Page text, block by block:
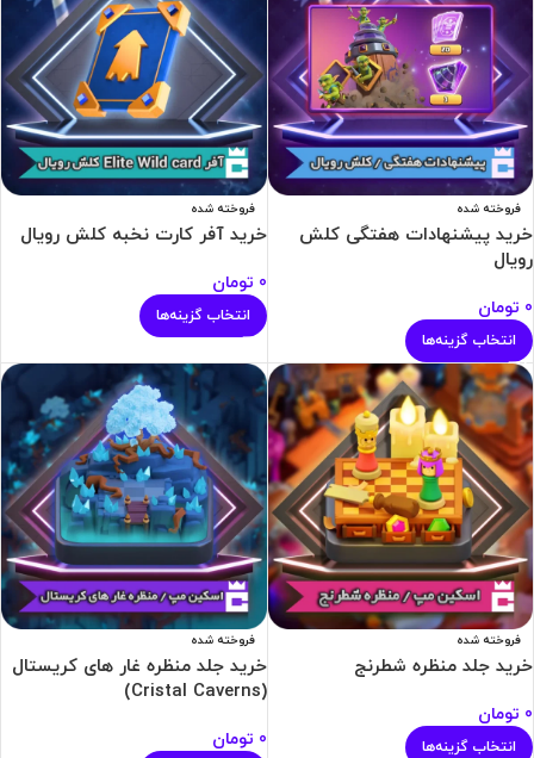
فروخته شده
خرید پیشنهادات هفتگی کلش
رویال
0 تومان
انتخاب گزینه‌ها
فروخته شده
خرید آفر کارت نخبه کلش رویال
0 تومان
انتخاب گزینه‌ها
فروخته شده
خرید جلد منظره شطرنج
0 تومان
انتخاب گزینه‌ها
فروخته شده
خرید جلد منظره غار های کریستال
(Cristal Caverns)
0 تومان